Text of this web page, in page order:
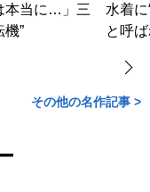
本当に…」三
”
水着
と呼
その他の名作記事 >